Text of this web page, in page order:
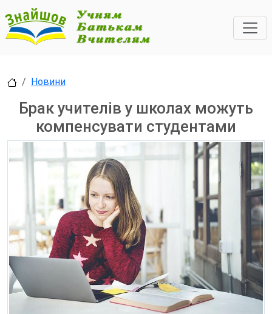
Новини
Брак учителів у школах можуть
компенсувати студентами